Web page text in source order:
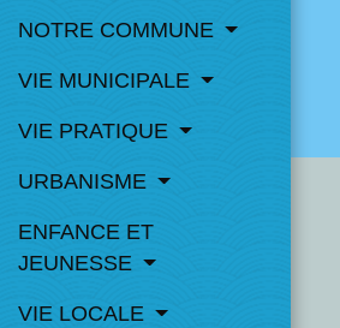
NOTRE COMMUNE
VIE MUNICIPALE
VIE PRATIQUE
URBANISME
ENFANCE ET
JEUNESSE
VIE LOCALE